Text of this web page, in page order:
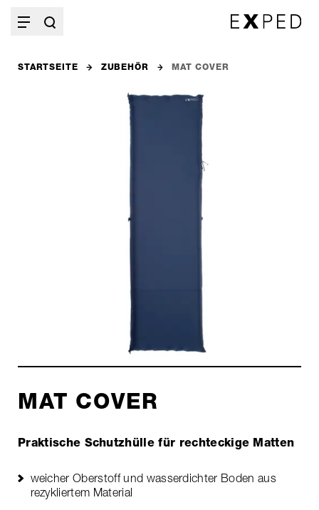
STARTSEITE ZUBEHÖR MAT COVER
MAT COVER
Praktische Schutzhülle für rechteckige Matten
weicher Oberstoff und wasserdichter Boden aus
rezykliertem Material